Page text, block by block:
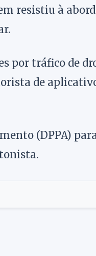
resistiu à
por tráfico de
de
(DPPA)